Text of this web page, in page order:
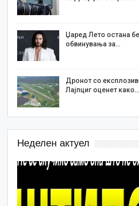
Џаред Лето остана
обвинувања за…
Дронот со
Лајпциг оценет како…
Неделен актуел